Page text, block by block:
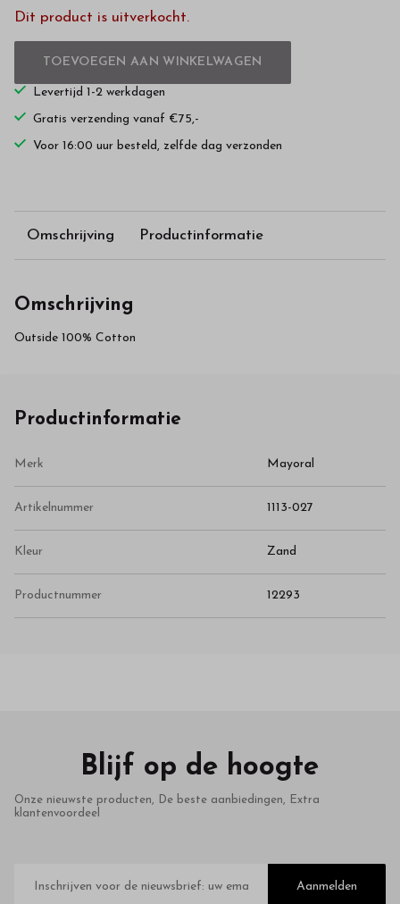
Dit product is uitverkocht.
TOEVOEGEN AAN WINKELWAGEN
Levertijd 1-2 werkdagen
Gratis verzending vanaf €75,-
Voor 16:00 uur besteld, zelfde dag verzonden
Omschrijving Productinformatie
Omschrijving
Outside 100% Cotton
Productinformatie
Merk Mayoral
Artikelnummer 1113-027
Kleur Zand
Productnummer 12293
Blijf op de hoogte
Onze nieuwste producten, De beste aanbiedingen, Extra
klantenvoordeel
mailadres
Aanmelden